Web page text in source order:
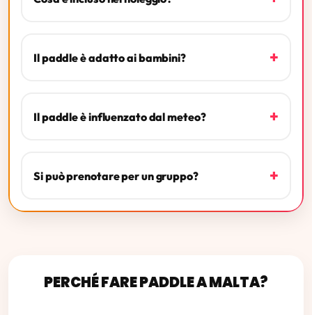
Il paddle è adatto ai bambini? +
Il paddle è influenzato dal meteo? +
Si può prenotare per un gruppo? +
PERCHÉ FARE PADDLE A MALTA?